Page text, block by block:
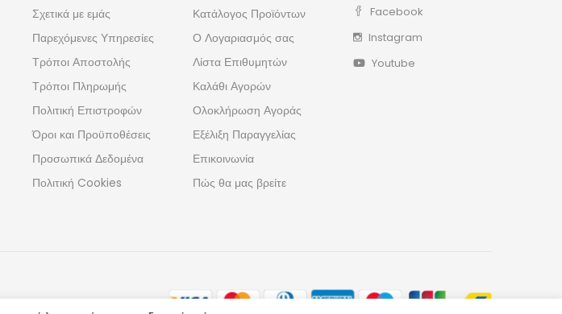
Σχετικά με εμάς
Παρεχόμενες Υπηρεσίες
Τρόποι Αποστολής
Τρόποι Πληρωμής
Πολιτική Επιστροφών
Όροι και Προϋποθέσεις
Προσωπικά Δεδομένα
Πολιτική Cookies
Κατάλογος Προϊόντων
Ο Λογαριασμός σας
Λίστα Επιθυμητών
Καλάθι Αγορών
Ολοκλήρωση Αγοράς
Εξέλιξη Παραγγελίας
Επικοινωνία
Πώς θα μας βρείτε
Facebook
Instagram
Youtube